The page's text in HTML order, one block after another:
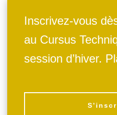
Inscrivez-vous
au Cursus
session d’hiver.